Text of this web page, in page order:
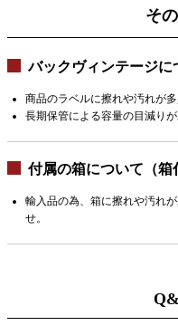
そ
バックヴィンテージに
商品のラベルに擦れや汚れが
長期保管による容量の目減り
付属の箱について（箱
輸入品の為、箱に擦れや汚れ
せ。